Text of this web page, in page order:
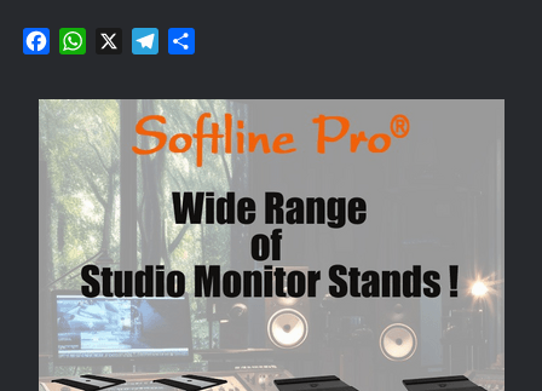
F
c
e
b
o
o
k
W
a
t
s
A
p
p
X T
l
e
g
r
a
m
a
r
e